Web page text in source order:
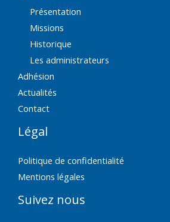
Présentation
Missions
Historique
Les administrateurs
Adhésion
Actualités
Contact
Légal
Politique de confidentialité
Mentions légales
Suivez nous